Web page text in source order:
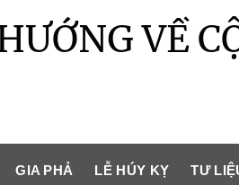
VỀ
GIA PHẢ LỄ HÚY KỴ TƯ